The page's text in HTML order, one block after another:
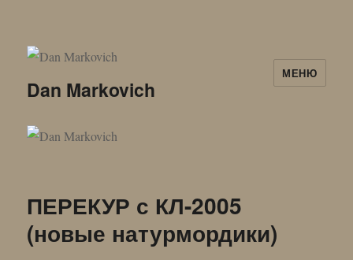
Dan Markovich
МЕНЮ
ПЕРЕКУР с КЛ-2005
(новые натурмордики)